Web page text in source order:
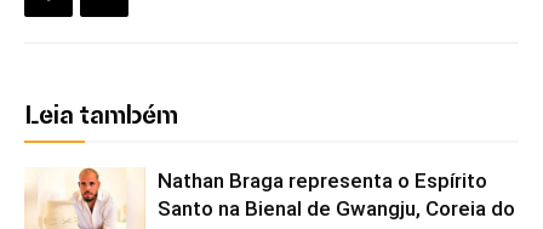
Leia também
Nathan Braga representa o Espírito
Santo na Bienal de Gwangju, Coreia do